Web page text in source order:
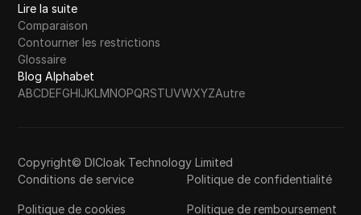
Lire la suite
Comparaison
Contourner les restrictions
Glossaire
Blog Alphabet
ABCDEFGHIJKLMNOPQRSTUVWXYZAutre
Copyright© DICloak Technology Limited
Conditions de service
Politique de confidentialité
Politique de cookies Politique de remboursement